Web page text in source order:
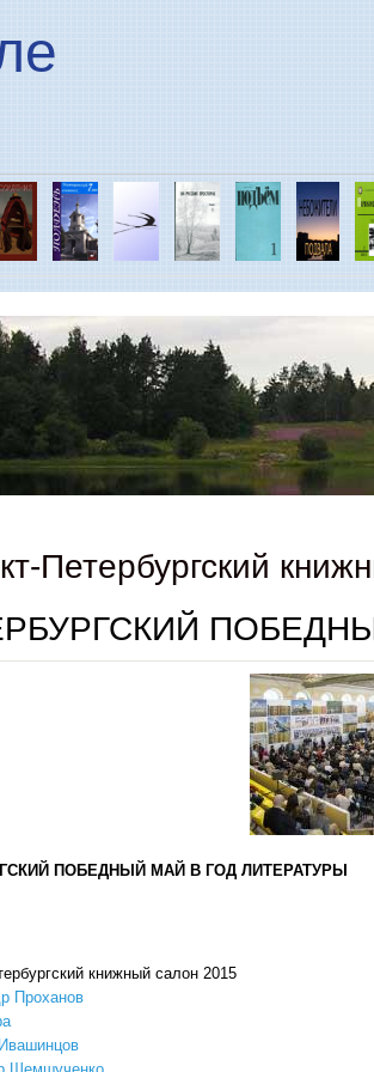
Петербургский
ПОБЕДНЫЙ МАЙ В ГОД ЛИТЕРАТУРЫ
книжный салон 2015
Проханов